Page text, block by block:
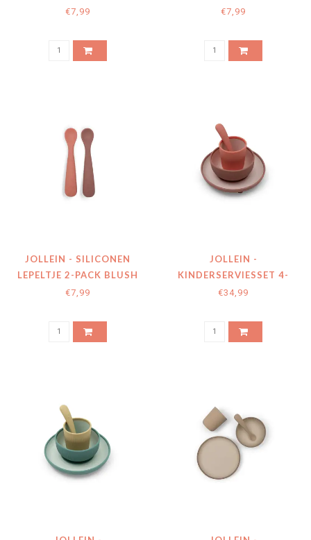
€7,99 €7,99
JOLLEIN - SILICONEN
LEPELTJE 2-PACK BLUSH
€7,99
JOLLEIN -
KINDERSERVIESSET 4-
DELIG BLUSH
€34,99